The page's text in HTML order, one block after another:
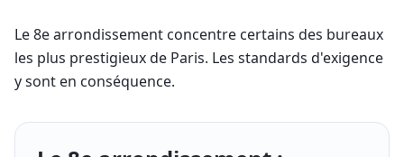
Le 8e arrondissement concentre certains des bureaux
les plus prestigieux de Paris. Les standards d'exigence
y sont en conséquence.